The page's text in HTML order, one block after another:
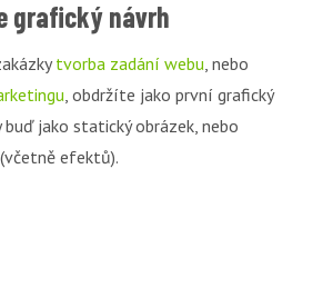
grafický návrh
tvorba zadání webu, nebo
, obdržíte jako první grafický
buď jako statický obrázek, nebo
efektů).